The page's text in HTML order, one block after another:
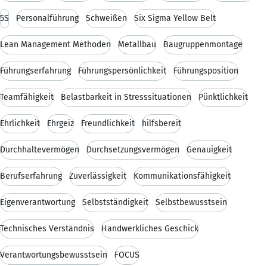
5S Personalführung Schweißen Six Sigma Yellow Belt
Lean Management Methoden Metallbau Baugruppenmontage
Führungserfahrung Führungspersönlichkeit Führungsposition
Teamfähigkeit Belastbarkeit in Stresssituationen Pünktlichkeit
Ehrlichkeit Ehrgeiz Freundlichkeit hilfsbereit
Durchhaltevermögen Durchsetzungsvermögen Genauigkeit
Berufserfahrung Zuverlässigkeit Kommunikationsfähigkeit
Eigenverantwortung Selbstständigkeit Selbstbewusstsein
Technisches Verständnis Handwerkliches Geschick
Verantwortungsbewusstsein FOCUS